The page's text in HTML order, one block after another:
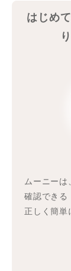
はじめ
ムーニー
確認できる
正しく簡単